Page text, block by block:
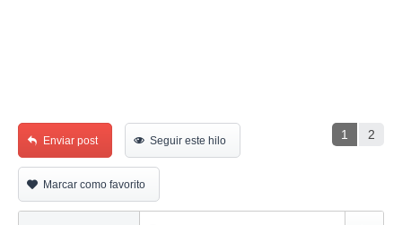
1 2
Enviar post Seguir este hilo
Marcar como favorito